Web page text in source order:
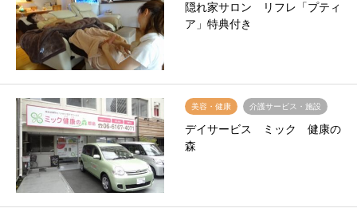
隠れ家サロン リフレ「プティ
ア」特典付き
美容・健康 介護サービス・施設
デイサービス ミック 健康の
森